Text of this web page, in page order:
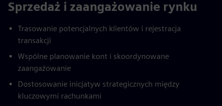
Sprzedaż i zaangażowanie rynku
Trasowanie potencjalnych klientów i rejestracja
transakcji
Wspólne planowanie kont i skoordynowane
zaangażowanie
Dostosowanie inicjatyw strategicznych między
kluczowymi rachunkami